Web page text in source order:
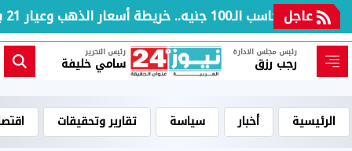
عاجل
بعد مكاسب الـ100 جنيه.. خريطة أسعار الذهب وعيار 21 بالعطلة الأسبوعية
رئيس مجلس الادارة
رجب رزق
رئيس التحرير
سامي خليفة
الرئيسية أخبار سياسة تقارير وتحقيقات